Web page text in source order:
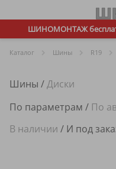
ШИНОМОНТАЖ
Каталог Шины R19
Шины /Диски
По параметрам / По
В наличии / И под